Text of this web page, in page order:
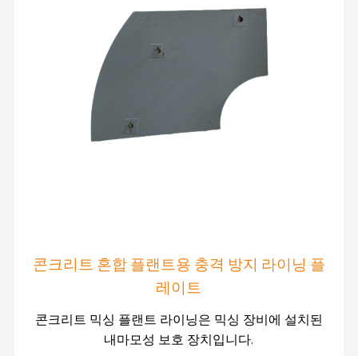
콘크리트 혼합 플랜트용 충격 방지 라이닝 플
레이트
콘크리트 믹싱 플랜트 라이닝은 믹싱 장비에 설치된
내마모성 보호 장치입니다.